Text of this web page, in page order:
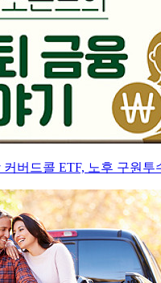
커버드콜 ETF, 노후 구원투